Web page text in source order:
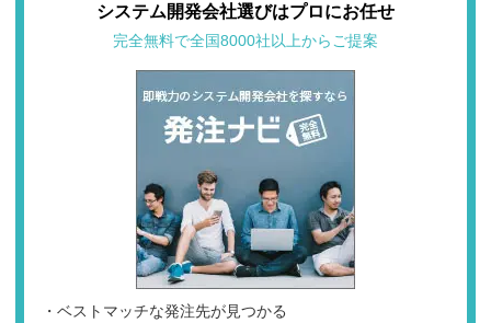
システム開発会社選びはプロにお任せ
完全無料で全国8000社以上からご提案
・ベストマッチな発注先が見つかる